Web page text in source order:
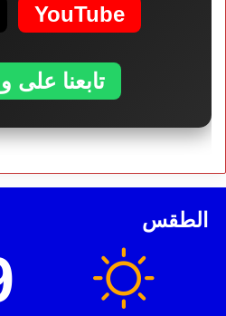
YouTube
تابعنا على
الطقس